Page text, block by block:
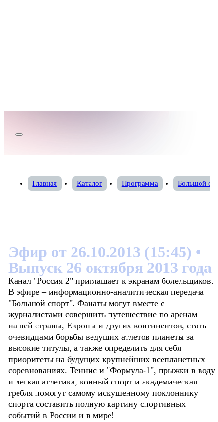
Главная Каталог Программа Большой
Эфир от 26.10.2013 (15:45) •
Выпуск 26 октября 2013 года
Канал "Россия 2" приглашает к экранам болельщиков.
В эфире – информационно-аналитическая передача
"Большой спорт". Фанаты могут вместе с
журналистами совершить путешествие по аренам
нашей страны, Европы и других континентов, стать
очевидцами борьбы ведущих атлетов планеты за
высокие титулы, а также определить для себя
приоритеты на будущих крупнейших всепланетных
соревнованиях. Теннис и "Формула-1", прыжки в воду
и легкая атлетика, конный спорт и академическая
гребля помогут самому искушенному поклоннику
спорта составить полную картину спортивных
событий в России и в мире!